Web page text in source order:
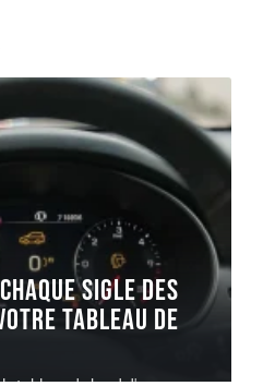
sigle des
tableau de